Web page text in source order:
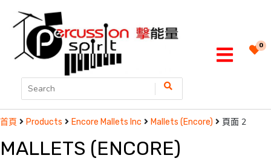
0
首頁 Products Encore Mallets Inc Mallets (Encore) 頁面 2
MALLETS (ENCORE)